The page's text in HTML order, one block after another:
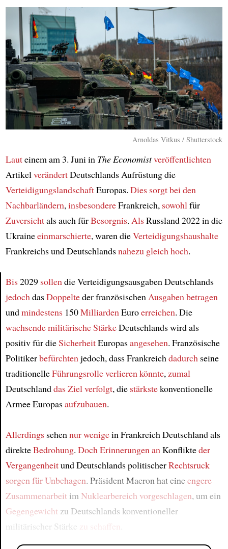
Article
Arnoldas Vitkus / Shutterstock
Lauteinem am 3. Juni in The Economistveröffentlichten
Artikel verändertDeutschlands Aufrüstung die
VerteidigungslandschaftEuropas. Dies sorgtbei den
Nachbarländern, insbesondereFrankreich, sowohl für
Zuversichtals auch fürBesorgnis. AlsRussland 2022 in die
Ukraineeinmarschierte, waren dieVerteidigungshaushalte
Frankreichs und Deutschlandsnahezu gleich hoch.
Bis2029 sollen die Verteidigungsausgaben Deutschlands
jedoch dasDoppelteder französischen Ausgaben betragen
undmindestens150Milliarden Euroerreichen. Die
wachsende militärische StärkeDeutschlands wird als
positiv für dieSicherheitEuropasangesehen. Französische
Politikerbefürchten jedoch, dass Frankreich dadurch seine
traditionelleFührungsrolleverlieren könnte, zumal
Deutschlanddas Ziel verfolgt, die stärkstekonventionelle
Armee Europasaufzubauen.
Allerdingssehen nur wenigein Frankreich Deutschland als
direkteBedrohung. Doch Erinnerungen an Konflikteder
Vergangenheitund Deutschlands politischerRechtsruck
sorgen für Unbehagen. Präsident Macron hat eineengere
Zusammenarbeitim Nuklearbereich vorgeschlagen, um ein
Gegengewicht zu Deutschlands konventioneller
militärischer Stärke zu schaffen